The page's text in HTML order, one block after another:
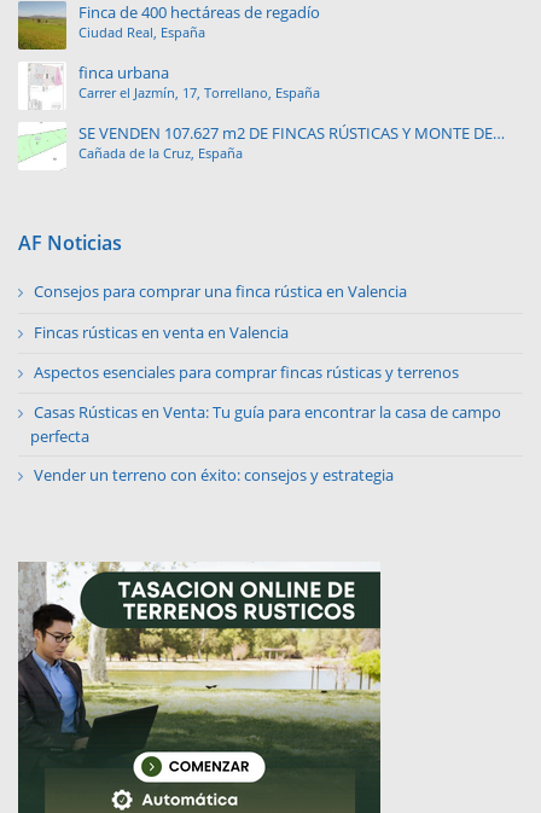
Finca de 400 hectáreas de regadío
Ciudad Real, España
finca urbana
Carrer el Jazmín, 17, Torrellano, España
SE VENDEN 107.627 m2 DE FINCAS RÚSTICAS Y MONTE DE
PINAR.
Cañada de la Cruz, España
AF Noticias
Consejos para comprar una finca rústica en Valencia
Fincas rústicas en venta en Valencia
Aspectos esenciales para comprar fincas rústicas y terrenos
Casas Rústicas en Venta: Tu guía para encontrar la casa de campo
perfecta
Vender un terreno con éxito: consejos y estrategia